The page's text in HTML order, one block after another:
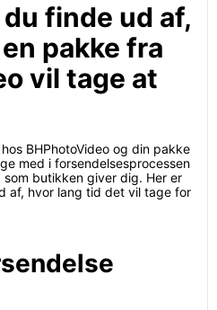
finde ud af,
pakke fra
vil tage at
BHPhotoVideo og din pakke
med i forsendelsesprocessen
butikken giver dig. Her er
af, hvor lang tid det vil tage for